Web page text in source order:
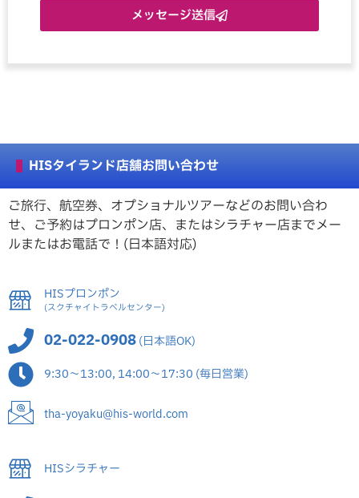
メッセージ送信
HISタイランド店舗お問い合わせ
ご旅行、航空券、オプショナルツアーなどのお問い合わ
せ、ご予約はプロンポン店、またはシラチャー店までメー
ルまたはお電話で！(日本語対応)
HISプロンポン
(スクチャイトラベルセンター)
02-022-0908(日本語OK)
9:30～13:00, 14:00～17:30 (毎日営業)
tha-yoyaku@his-world.com
HISシラチャー